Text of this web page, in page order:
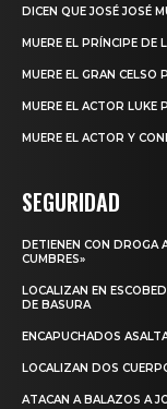
DICEN QUE JOSÉ JOSÉ
MUERE EL PRÍNCIPE DE
MUERE EL GRAN CELSO
MUERE EL ACTOR LUKE
MUERE EL ACTOR Y
SEGURIDAD
DETIENEN CON DROGA
CUMBRES»
LOCALIZAN EN
DE BASURA
ENCAPUCHADOS
LOCALIZAN DOS
ATACAN A BALAZOS A